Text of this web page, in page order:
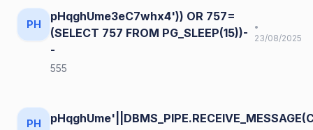
PH
pHqghUme3eC7whx4')) OR 757=
(SELECT 757 FROM PG_SLEEP(15))-
-
•
23/08/2025
555
PH